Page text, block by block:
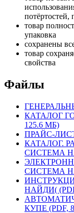
потёртостей,
товар
упаковка
сохранены
товар
свойства
Файлы
КАТАЛОГ
125.6 МБ)
ПРАЙС-
КАТАЛОГ.
СИСТЕМА
СИСТЕМА
НАЙДИ(
КУПЕ (PDF,